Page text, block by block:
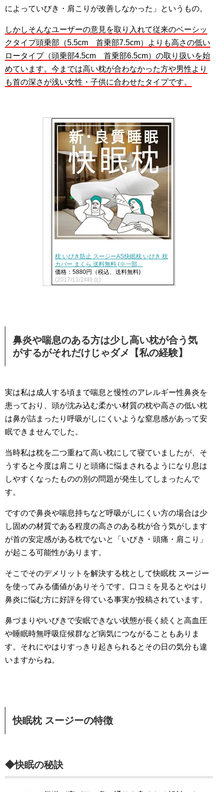
によっていびき・肩こりが改善しなかった」というもの。
しかしそんなユーザーの意見を取り入れて従来のベーシッ
クタイプ頭乗部（5.5cm 首乗部7.5cm）よりも高さの低い
ロータイプ（頭乗部4.5cm 首乗部6.5cm）の取り扱いを始
めています。今までは高い枕が合わなかった方や男性より
も首の深さが浅い女性・子供に合わせたタイプです。
枕 いびき防止 スージーAS快眠枕 いびき 枕
カバー まくら 送料無料 (※一部…
価格：5880円（税込、送料無料)
(2017/11/14時点)
鼻炎や喘息のある方は少し高い枕が合う気
がするがそれだけじゃダメ【私の経験】
実は私は成人する頃まで喘息と慢性のアレルギー性鼻炎を
患っており、頭が沈み込む柔かい材質の枕や高さの低い枕
は鼻が詰まったり呼吸がしにくいような窒息感があって安
眠できませんでした。
当時私は枕を二つ重ねて高い枕にして寝ていましたが、そ
うすると今度は肩こりと頭痛に悩まされるようになり息は
しやすくなったものの別の問題が発生してしまったんで
す。
ですので鼻炎や喘息持ちなど呼吸がしにくい方の場合は少
し固めの材質である程度の高さのある枕が合う気がします
が首の安定感がある枕でないと「いびき・頭痛・肩こり」
が起こる可能性があります。
そこでそのデメリットを解決する枕として快眠枕 スージー
を使ってみる価値がありそうです。口コミを見るとやはり
鼻炎に悩む方に好評を得ている事実が投稿されています。
鼻づまりやいびきで安眠できない状態が長く続くと高血圧
や睡眠時無呼吸症候群など病気につながることもありま
す。それにやはりすっきり起きられるとその日の気分も違
いますからね。
快眠枕 スージーの特徴
◆快眠の秘訣